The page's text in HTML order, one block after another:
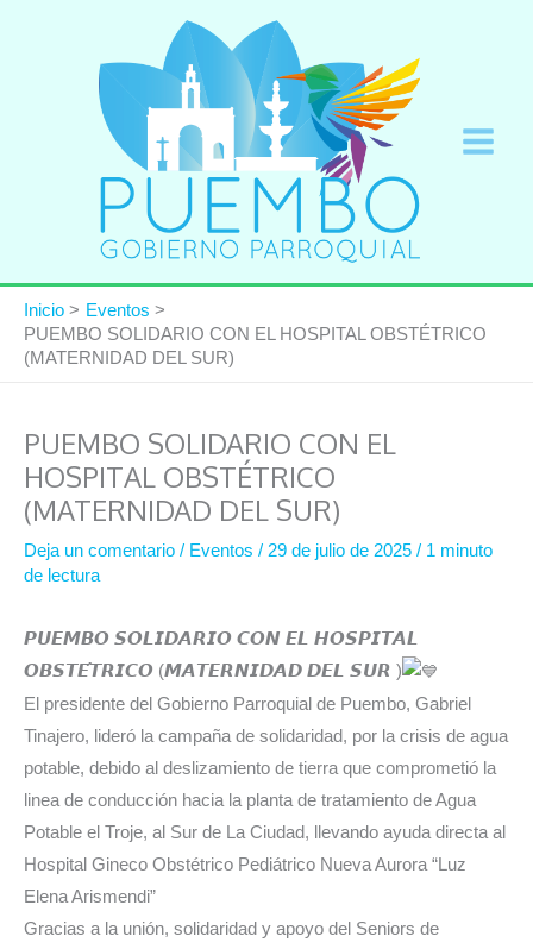
Inicio
Eventos
PUEMBO SOLIDARIO CON EL HOSPITAL OBSTÉTRICO
(MATERNIDAD DEL SUR)
PUEMBO SOLIDARIO CON EL
HOSPITAL OBSTÉTRICO
(MATERNIDAD DEL SUR)
Deja un comentario / Eventos / 29 de julio de 2025 / 1 minuto
de lectura
𝙋𝙐𝙀𝙈𝘽𝙊 𝙎𝙊𝙇𝙄𝘿𝘼𝙍𝙄𝙊 𝘾𝙊𝙉 𝙀𝙇 𝙃𝙊𝙎𝙋𝙄𝙏𝘼𝙇
𝙊𝘽𝙎𝙏𝙀́𝙏𝙍𝙄𝘾𝙊 (𝙈𝘼𝙏𝙀𝙍𝙉𝙄𝘿𝘼𝘿 𝘿𝙀𝙇 𝙎𝙐𝙍 )
El presidente del Gobierno Parroquial de Puembo, Gabriel
Tinajero, lideró la campaña de solidaridad, por la crisis de agua
potable, debido al deslizamiento de tierra que comprometió la
linea de conducción hacia la planta de tratamiento de Agua
Potable el Troje, al Sur de La Ciudad, llevando ayuda directa al
Hospital Gineco Obstétrico Pediátrico Nueva Aurora “Luz
Elena Arismendi”
Gracias a la unión, solidaridad y apoyo del Seniors de